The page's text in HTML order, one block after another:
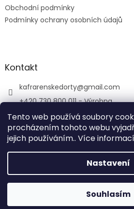
Tento web používá soubory
procházením tohoto webu
jejich používáním.. Více informací
Nastavení
Souhlasím
Obchodní podmínky
Podmínky ochrany osobních údajů
Kontakt
kafrarenskedorty@gmail.com
+420 730 800 011 - Výrobna
+420 733 769 344 - Kavárna
porubskakafrarna/
Vytvořil
Kafrárna.